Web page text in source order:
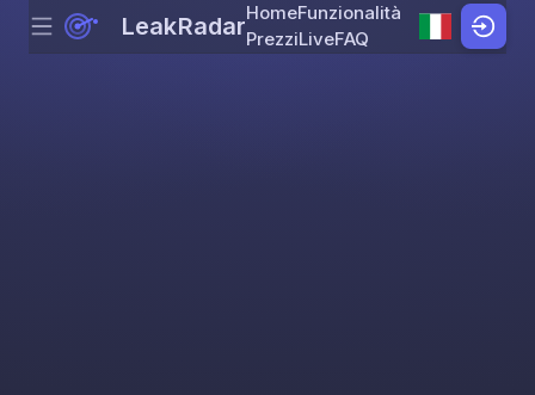
Skip to content
Menu LeakRadarHomeFunzionalità
PrezziLiveFAQ